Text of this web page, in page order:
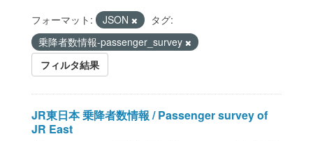
フォーマット: JSON
タグ:
乗降者数情報-passenger_survey
フィルタ結果
JR東日本 乗降者数情報 / Passenger survey of
JR East